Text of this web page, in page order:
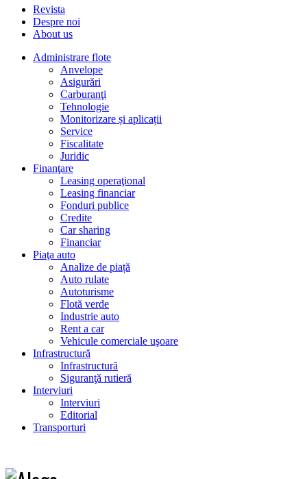
Revista
Despre noi
About us
Administrare flote
Anvelope
Asigurări
Carburanţi
Tehnologie
Monitorizare și aplicații
Service
Fiscalitate
Juridic
Finanţare
Leasing operaţional
Leasing financiar
Fonduri publice
Credite
Car sharing
Financiar
Piaţa auto
Analize de piață
Auto rulate
Autoturisme
Flotă verde
Industrie auto
Rent a car
Vehicule comerciale uşoare
Infrastructură
Infrastructură
Siguranţă rutieră
Interviuri
Interviuri
Editorial
Transporturi